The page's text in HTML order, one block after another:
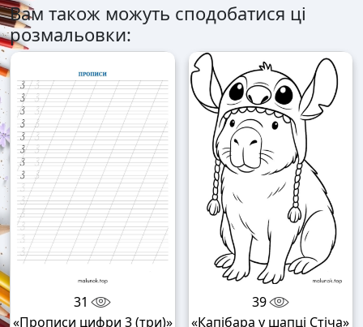
Вам також можуть сподобатися ці
розмальовки:
31
«Прописи цифри 3 (три)»
39
«Капібара у шапці Стіча»